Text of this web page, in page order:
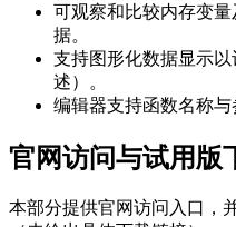
可观察和比较内存变
据。
支持图形化数据显示
述）。
编辑器支持函数名称与
官网访问与试用版
本部分提供官网访问入口，